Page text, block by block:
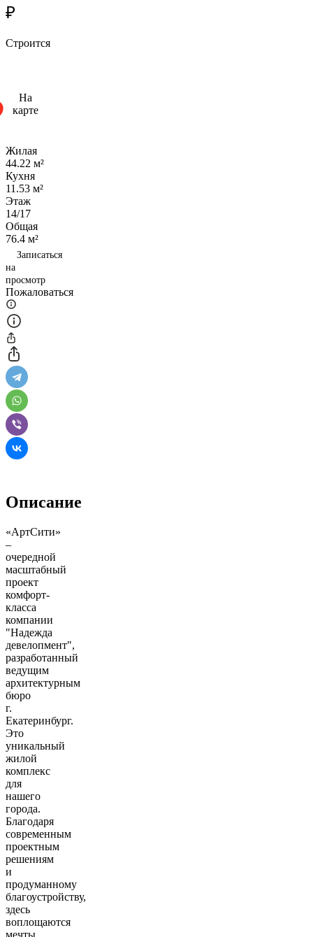
₽
Строится
На
карте
Жилая
44.22 м²
Кухня
11.53 м²
Этаж
14/17
Общая
76.4 м²
Записаться
на
просмотр
Пожаловаться
Описание
«АртСити»
–
очередной
масштабный
проект
комфорт-
класса
компании
"Надежда
девелопмент",
разработанный
ведущим
архитектурным
бюро
г.
Екатеринбург.
Это
уникальный
жилой
комплекс
для
нашего
города.
Благодаря
современным
проектным
решениям
и
продуманному
благоустройству,
здесь
воплощаются
мечты